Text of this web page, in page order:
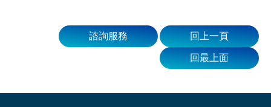
諮詢服務 回上一頁
回最上面